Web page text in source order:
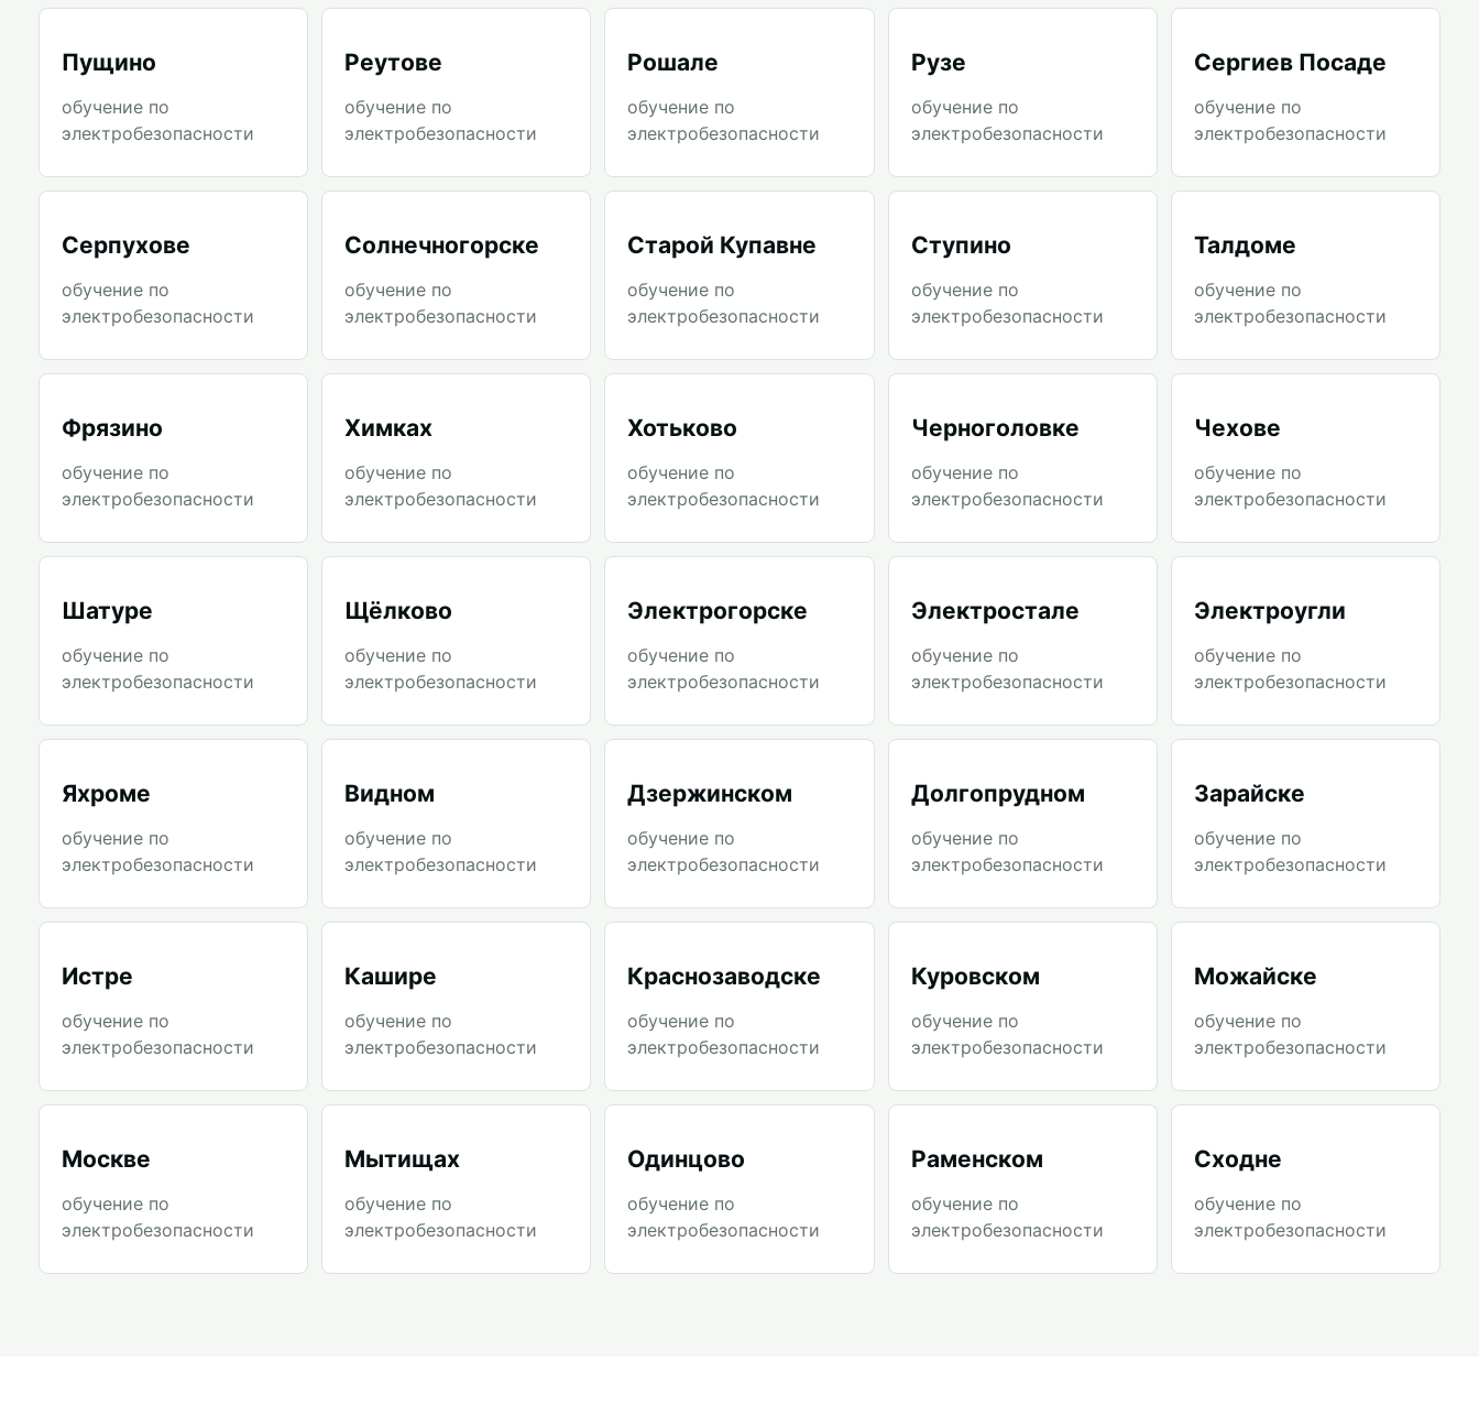
Пущино
обучение по
электробезопасности
Реутове
обучение по
электробезопасности
Рошале
обучение по
электробезопасности
Рузе
обучение по
электробезопасности
Сергиев Посаде
обучение по
электробезопасности
Серпухове
обучение по
электробезопасности
Солнечногорске
обучение по
электробезопасности
Старой Купавне
обучение по
электробезопасности
Ступино
обучение по
электробезопасности
Талдоме
обучение по
электробезопасности
Фрязино
обучение по
электробезопасности
Химках
обучение по
электробезопасности
Хотьково
обучение по
электробезопасности
Черноголовке
обучение по
электробезопасности
Чехове
обучение по
электробезопасности
Шатуре
обучение по
электробезопасности
Щёлково
обучение по
электробезопасности
Электрогорске
обучение по
электробезопасности
Электростале
обучение по
электробезопасности
Электроугли
обучение по
электробезопасности
Яхроме
обучение по
электробезопасности
Видном
обучение по
электробезопасности
Дзержинском
обучение по
электробезопасности
Долгопрудном
обучение по
электробезопасности
Зарайске
обучение по
электробезопасности
Истре
обучение по
электробезопасности
Кашире
обучение по
электробезопасности
Краснозаводске
обучение по
электробезопасности
Куровском
обучение по
электробезопасности
Можайске
обучение по
электробезопасности
Москве
обучение по
электробезопасности
Мытищах
обучение по
электробезопасности
Одинцово
обучение по
электробезопасности
Раменском
обучение по
электробезопасности
Сходне
обучение по
электробезопасности